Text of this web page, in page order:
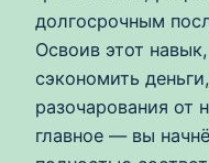
долгосрочным
Освоив этот
сэкономить
разочарования от
главное — вы